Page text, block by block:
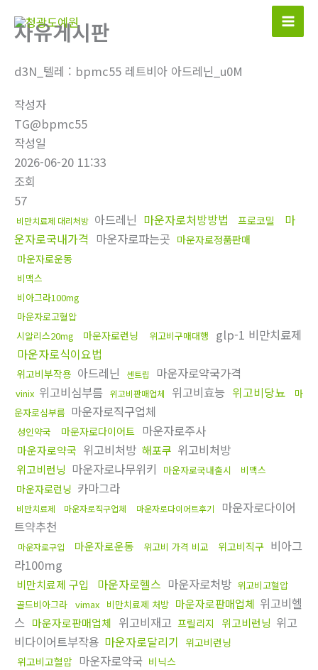
자유게시판
d3N_텔레 : bpmc55 레트비아 아드레닌_u0M
작성자
TG@bpmc55
작성일
2026-06-20 11:33
조회
57
비만치료제 대리처방 아드레닌 마운자로처방방법 프로코밀
마
운자로국내가격 마운자로파는곳 마운자로정품판매
마운자로운동
비맥스
비아그라100mg
마운자로고혈압
시알리스20mg
마운자로런닝 위고비구매대행
glp-1 비만치료제
마운자로식이요법
위고비부작용 아드레닌 센트립 마운자로약국가격
vinix 위고비심부름 위고비판매업체 위고비효능 위고비당뇨
마
운자로심부름 마운자로직구업체
성인약국 마운자로다이어트 마운자로주사
마운자로약국 위고비처방 해포쿠 위고비처방
위고비런닝 마운자로나무위키 마운자로국내출시 비맥스
마운자로런닝 카마그라
비만치료제 마운자로직구업체 마운자로다이어트후기
마운자로다이어
트약추천
마운자로구입 마운자로운동 위고비 가격 비교 위고비직구 비아그
라100mg
비만치료제 구입 마운자로헬스 마운자로처방 위고비고혈압
골드비아그라 vimax 비만치료제 처방 마운자로판매업체 위고비헬
스 마운자로판매업체 위고비재고 프릴리지 위고비런닝 위고
비다이어트부작용 마운자로달리기 위고비런닝
위고비고혈압 마운자로약국 비닉스